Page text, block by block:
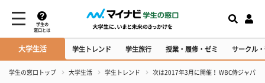
学生の
窓口とは
大学生活 学生トレンド 学生旅行 授業・履修・ゼミ サークル
学生の窓口トップ 大学生活 学生トレンド 次は2017年3月に開催！ WBC侍ジャパン